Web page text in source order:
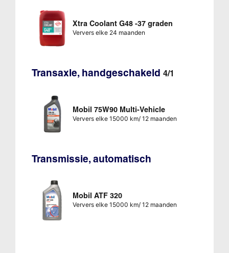
Xtra Coolant G48 -37 graden
Ververs elke 24 maanden
Transaxle, handgeschakeld 4/1
Mobil 75W90 Multi-Vehicle
Ververs elke 15000 km/ 12 maanden
Transmissie, automatisch
Mobil ATF 320
Ververs elke 15000 km/ 12 maanden